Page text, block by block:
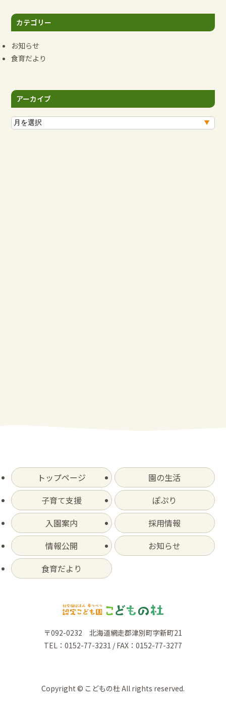
カテゴリー
お知らせ
食育だより
アーカイブ
ア
トップページ
園の生活
子育て支援
ぽぷり
入園案内
採用情報
情報公開
お知らせ
食育だより
〒092-0232 北海道網走郡津別町字新町21
TEL：0152-77-3231 / FAX：0152-77-3277
Copyright © こどもの杜 All rights reserved.